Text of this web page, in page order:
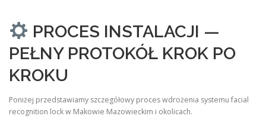
PROCES INSTALACJI —
PEŁNY PROTOKÓŁ KROK PO
KROKU
Poniżej przedstawiamy szczegółowy proces wdrożenia systemu facial
recognition lock w Makowie Mazowieckim i okolicach.